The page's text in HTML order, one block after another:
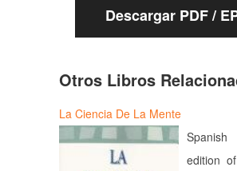
Descargar PDF /
Otros Libros
La Ciencia De La Mente
edition